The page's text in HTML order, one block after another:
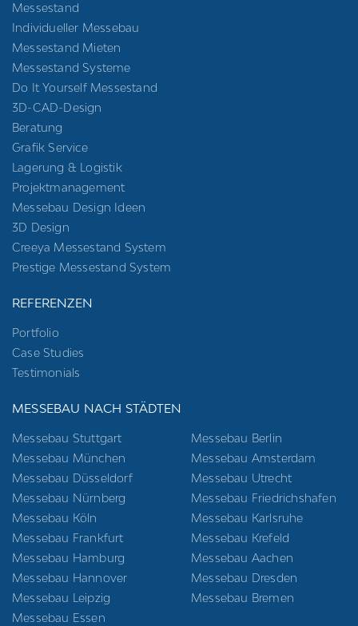
Messestand
Individueller Messebau
Messestand Mieten
Messestand Systeme
Do It Yourself Messestand
3D-CAD-Design
Beratung
Grafik Service
Lagerung & Logistik
Projektmanagement
Messebau Design Ideen
3D Design
Creeya Messestand System
Prestige Messestand System
REFERENZEN
Portfolio
Case Studies
Testimonials
MESSEBAU NACH STÄDTEN
Messebau Stuttgart
Messebau München
Messebau Düsseldorf
Messebau Nürnberg
Messebau Köln
Messebau Frankfurt
Messebau Hamburg
Messebau Hannover
Messebau Leipzig
Messebau Essen
Messebau Berlin
Messebau Amsterdam
Messebau Utrecht
Messebau Friedrichshafen
Messebau Karlsruhe
Messebau Krefeld
Messebau Aachen
Messebau Dresden
Messebau Bremen